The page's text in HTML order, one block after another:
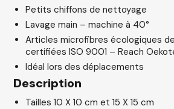
Petits chiffons de nettoyage
Lavage main – machine à 40°
Articles microfibres écologiques
certifiées ISO 9001 – Reach
Idéal lors des déplacements
Description
Tailles 10 X 10 cm et 15 X 15 cm